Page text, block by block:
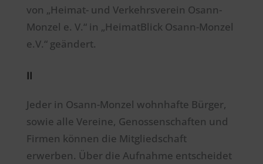
von „Heimat- und Verkehrsverein Osann-
Monzel e. V.“ in „HeimatBlick Osann-Monzel
e.V.“ geändert.
II
Jeder in Osann-Monzel wohnhafte Bürger,
sowie alle Vereine, Genossenschaften und
Firmen können die Mitgliedschaft
erwerben. Über die Aufnahme entscheidet